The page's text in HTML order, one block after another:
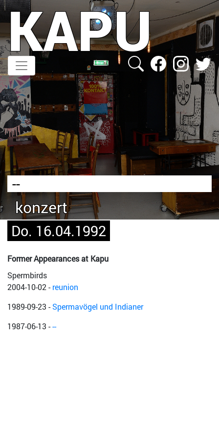
Direkt
zum
Inhalt
KAPU
--
konzert
Do. 16.04.1992
Former Appearances at Kapu
Spermbirds
2004-10-02-reunion
1989-09-23 -Spermavögel und Indianer
1987-06-13 ---